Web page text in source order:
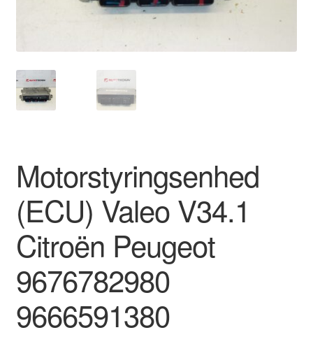
Om os
Motorstyringsenhed
(ECU) Valeo V34.1
Citroën Peugeot
9676782980
9666591380